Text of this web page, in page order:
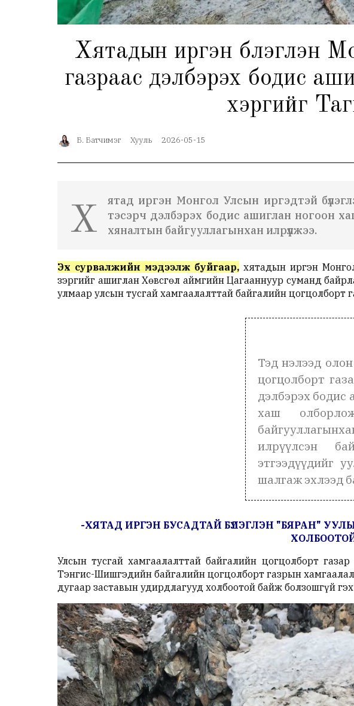
Хятадын иргэн бүлэглэн
газраас дэлбэрэх бодис
хэргийг
Б. Батчимэг Хууль 2026-05-15
Х
ятад иргэн Монгол Улсын иргэдтэй
тэсэрч дэлбэрэх бодис ашиглан ногоон
хяналтын байгууллагынхан илрүүлжээ.
Эх сурвалжийн мэдээлж буйгаар,хятадын иргэн
зэргийг ашиглан Хөвсгөл аймгийн Цагааннуур суманд
улмаар улсын тусгай хамгаалалттай байгалийн
Тэд нэлээд
цогцолборт
дэлбэрэх бодис
хаш
илрүүлсэн
этгээдүүдийг
шалгаж эхлээд
-ХЯТАД ИРГЭН БУСАДТАЙ БҮЛЭГЛЭН "БЯРАН"
Улсын тусгай хамгаалалттай байгалийн цогцолборт
Тэнгис-Шишгэдийн байгалийн цогцолборт газрын
дугаар заставын удирдлагууд холбоотой байж болзошгүй